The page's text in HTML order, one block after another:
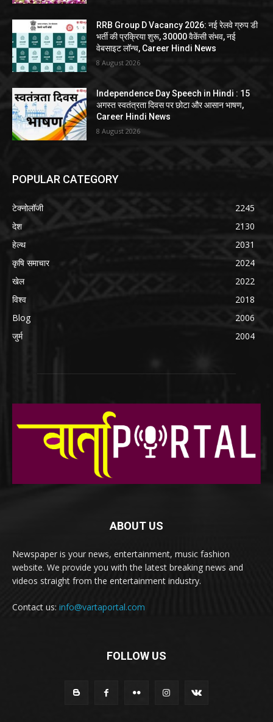
RRB Group D Vacancy 2026: नई रेलवे ग्रुप डी
भर्ती की प्रक्रिया शुरू, 30000 वैकेंसी संभव, नई
वेबसाइट लॉन्च, Career Hindi News
8 August 2026
Independence Day Speech in Hindi : 15
अगस्त स्वतंत्रता दिवस पर छोटा और आसान भाषण,
Career Hindi News
8 August 2026
POPULAR CATEGORY
टेक्नोलॉजी
2245
देश
2130
हेल्थ
2031
कृषि समाचार
2024
खेल
2022
विश्व
2018
Blog
2006
जुर्म
2004
ABOUT US
Newspaper is your news, entertainment, music fashion
website. We provide you with the latest breaking news and
videos straight from the entertainment industry.
Contact us: info@vartaportal.com
FOLLOW US